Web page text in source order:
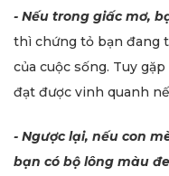
- Nếu trong giấc mơ,
thì chứng tỏ bạn đang
của cuộc sống. Tuy
đạt được vinh quanh
- Ngược lại, nếu con
bạn có bộ lông màu